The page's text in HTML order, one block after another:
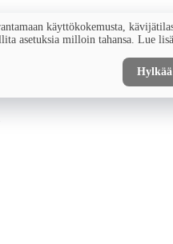
käyttökokemusta,
asetuksia milloin tahansa. Lue
Hylkää